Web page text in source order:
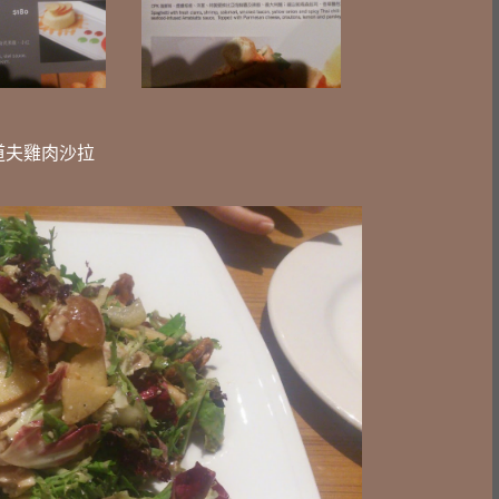
雞肉沙拉